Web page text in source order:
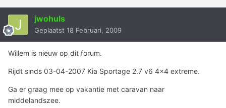
jwohuls
Geplaatst 18 Februari, 2009
Willem is nieuw op dit forum.
Rijdt sinds 03-04-2007 Kia Sportage 2.7 v6 4x4 extreme.
Ga er graag mee op vakantie met caravan naar
middelandszee.